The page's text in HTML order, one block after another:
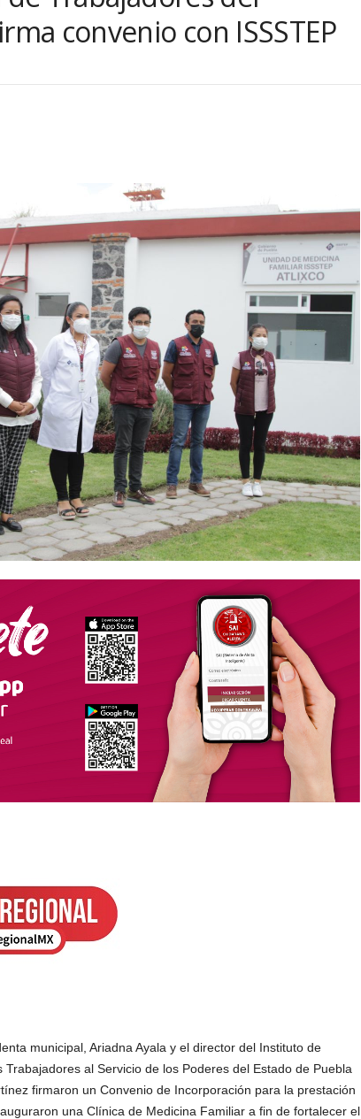
convenio con ISSSTEP
municipal, Ariadna Ayala y el director del Instituto de
al Servicio de los Poderes del Estado de Puebla
firmaron un Convenio de Incorporación para la prestación
una Clínica de Medicina Familiar a fin de fortalecer el